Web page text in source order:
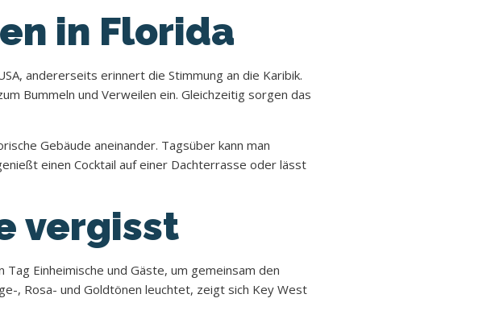
in Florida
andererseits erinnert die Stimmung an die Karibik.
Bummeln und Verweilen ein. Gleichzeitig sorgen das
Gebäude aneinander. Tagsüber kann man
einen Cocktail auf einer Dachterrasse oder lässt
vergisst
Einheimische und Gäste, um gemeinsam den
, Rosa- und Goldtönen leuchtet, zeigt sich Key West